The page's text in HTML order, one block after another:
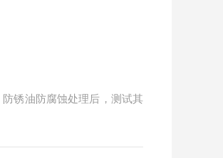
锈油防腐蚀处理后，测试其